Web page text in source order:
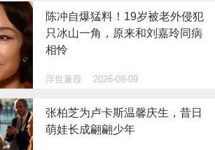
陈冲自爆猛料！19岁被老外侵犯
只冰山一角，原来和刘嘉玲同病
相怜
浮世蒹葭 2026-08-09
张柏芝为卢卡斯温馨庆生，昔日
萌娃长成翩翩少年